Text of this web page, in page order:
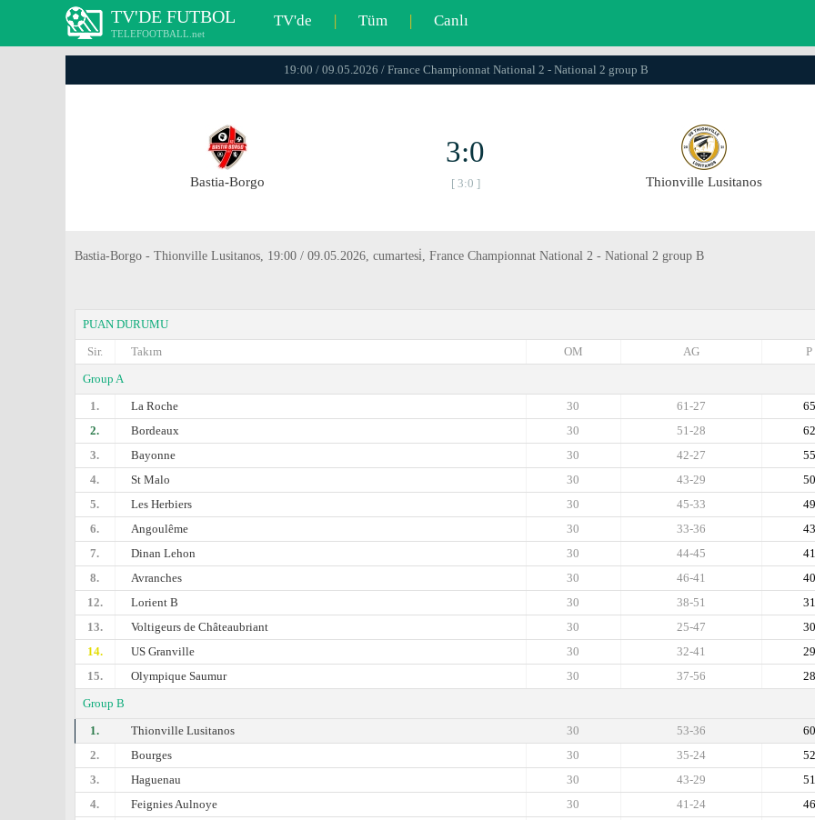
TV'DE FUTBOL
TELEFOOTBALL.net
TV'de | Tüm | Canlı
19:00 / 09.05.2026 / France Championnat National 2 - National 2 group B
Bastia-Borgo
3:0
[ 3:0 ] Thionville Lusitanos
Bastia-Borgo - Thionville Lusitanos, 19:00 / 09.05.2026, cumartesi̇, France Championnat National 2 - National 2 group B
PUAN DURUMU
Sir.
Takım P
AG
OM
Group A
1.
La Roche 65
61-27
30
2.
Bordeaux 62
51-28
30
3.
Bayonne 55
42-27
30
4.
St Malo 50
43-29
30
5.
Les Herbiers 49
45-33
30
6.
Angoulême 43
33-36
30
7.
Dinan Lehon 41
44-45
30
8.
Avranches 40
46-41
30
12.
Lorient B 31
38-51
30
13.
Voltigeurs de Châteaubriant 30
25-47
30
14.
US Granville 29
32-41
30
15.
Olympique Saumur 28
37-56
30
Group B
1.
Thionville Lusitanos 60
53-36
30
2.
Bourges 52
35-24
30
3.
Haguenau 51
43-29
30
4.
Feignies Aulnoye 46
41-24
30